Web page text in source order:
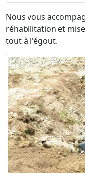
Nous vous
réhabilitation et
tout à l'égout.